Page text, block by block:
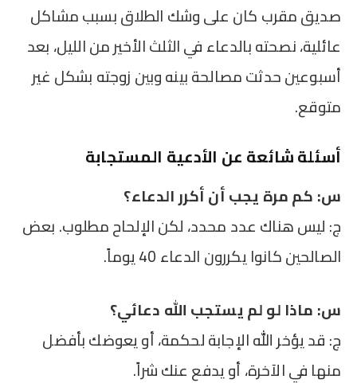
صديق مقرب كان على وشك الطلاق بسبب مشاكل
عائلية، نصحته بالدعاء في الثلث الأخير من الليل، بعد
أسبوعين حدثت مصالحة بينه وبين زوجته بشكل غير
متوقع.
أسئلة شائعة عن الأدعية المستجابة
س: كم مرة يجب أن أكرر الدعاء؟
ج: ليس هناك عدد محدد، لكن الإلحاح مطلوب. بعض
الصالحين كانوا يكررون الدعاء 40 يوماً.
س: ماذا لو لم يستجب الله دعائي؟
ج: قد يؤخر الله الإجابة لحكمة، أو يعوضك بأفضل
منها في الآخرة، أو يدفع عنك شراً.